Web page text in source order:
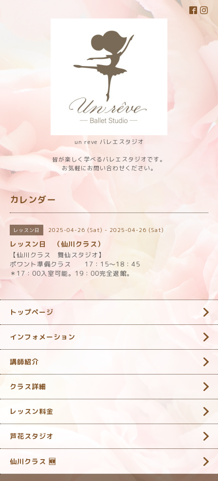
un reve バレエスタジオ
皆が楽しく学べるバレエスタジオです。
お気軽にお問い合わせください。
カレンダー
レッスン日 2025-04-26 (Sat) - 2025-04-26 (Sat)
レッスン日 （仙川クラス）
【仙川クラス 舞仙スタジオ】
ポワント準備クラス 17：15～18：45
＊17：00入室可能。19：00完全退館。
トップページ
インフォメーション
講師紹介
クラス詳細
レッスン料金
芦花スタジオ
仙川クラス 🆕